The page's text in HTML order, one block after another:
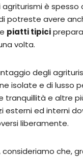
è spesso
potreste avere
piatti tipici
volta.
degli
isolate e di lusso
tranquillità e altre
esterni ed interni
liberamente.
consideriamo che,